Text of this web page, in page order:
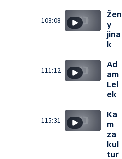
103:08
Žen
y
jina
k
111:12
Ad
am
Lel
ek
115:31
Ka
m
za
kul
tur